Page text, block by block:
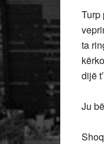
Turp
ta
dijë
Ju